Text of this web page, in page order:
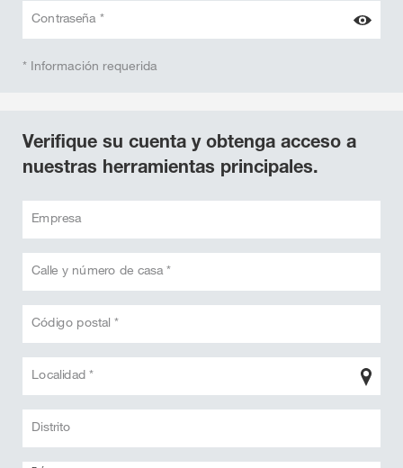
Contraseña *
* Información requerida
Verifique su cuenta y obtenga acceso a
nuestras herramientas principales.
Empresa
Calle y número de casa *
Código postal *
Localidad *
Distrito